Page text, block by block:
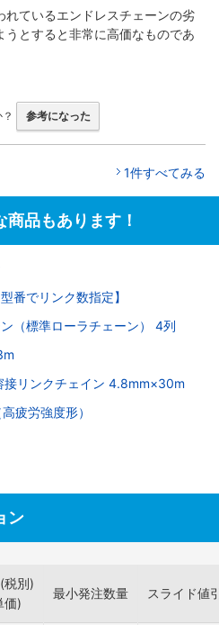
ているエンドレスチェーンの劣
とすると非常に高価なものであ
参考になった
1件すべてみる
品もあります！
番でリンク数指定】
（標準ローラチェーン） 4列
接リンクチェイン 4.8mm×30m
疲労強度形）
ン
税別)
価)
最小発注数量 スライド値